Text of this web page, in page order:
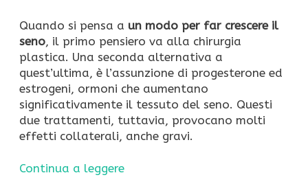
Quando si pensa a un modo per far crescere il
seno, il primo pensiero va alla chirurgia
plastica. Una seconda alternativa a
quest’ultima, è l’assunzione di progesterone ed
estrogeni, ormoni che aumentano
significativamente il tessuto del seno. Questi
due trattamenti, tuttavia, provocano molti
effetti collaterali, anche gravi.
Continua a leggere